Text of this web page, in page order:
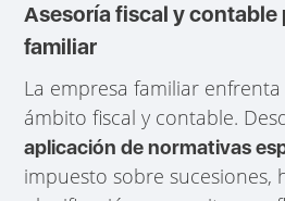
Asesoría fiscal y contable
familiar
La empresa familiar
ámbito fiscal y contable.
aplicación de normativas
impuesto sobre sucesiones,